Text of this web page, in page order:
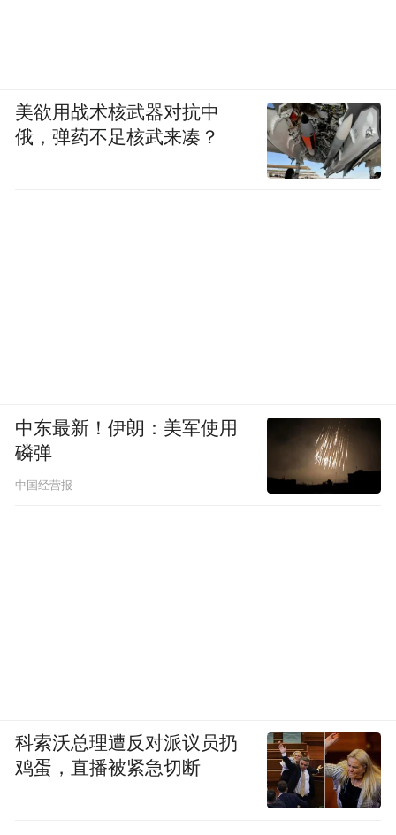
美欲用战术核武器对抗中
俄，弹药不足核武来凑？
中东最新！伊朗：美军使用
磷弹
中国经营报
科索沃总理遭反对派议员扔
鸡蛋，直播被紧急切断